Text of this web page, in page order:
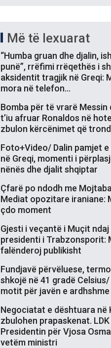
Më të lexuarat
“Humba gruan dhe djalin,
punë”, rrëfimi rrëqethës i
aksidentit tragjik në Greqi:
mora në telefon…
Bomba për të vrarë
t’iu afruar Ronaldos në
zbulon kërcënimet që
Foto+Video/ Dalin pamjet
në Greqi, momenti i
nënës dhe djalit shqiptar
Çfarë po ndodh me
Mediat opozitare iraniane:
çdo moment
Gjesti i veçantë i Muçit
presidenti i Trabzonsporit:
falënderoj publikisht
Fundjavë përvëluese,
shkojë në 41 gradë
motit për javën e ardhshme
Negociatat e dështuara në
zbulohen prapaskenat.
Presidentin për Vjosa
vetëm ministri